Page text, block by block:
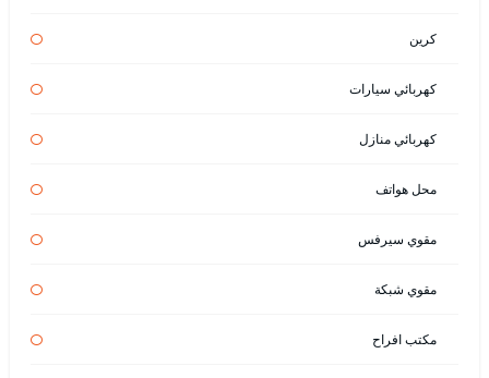
كرين
كهربائي سيارات
كهربائي منازل
محل هواتف
مقوي سيرفس
مقوي شبكة
مكتب افراح